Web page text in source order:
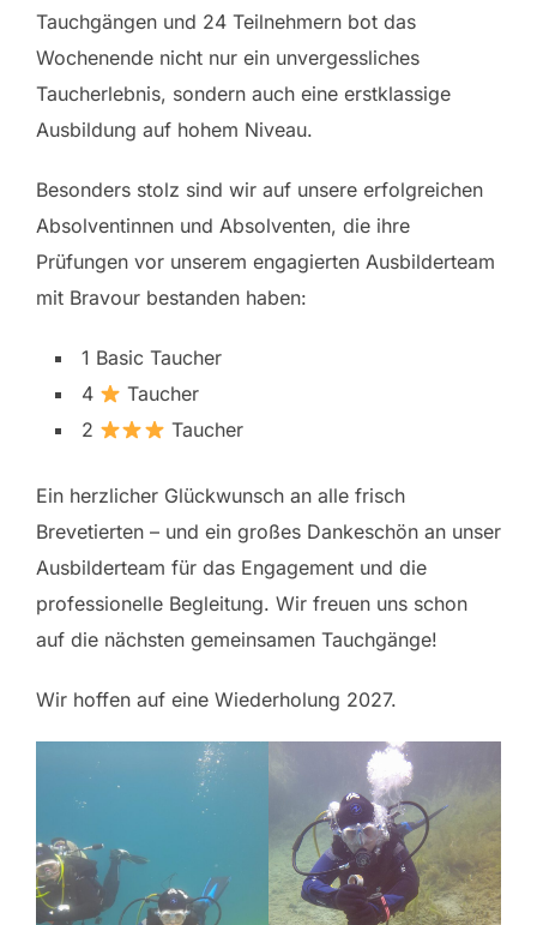
Tauchgängen und 24 Teilnehmern bot das
Wochenende nicht nur ein unvergessliches
Taucherlebnis, sondern auch eine erstklassige
Ausbildung auf hohem Niveau.
Besonders stolz sind wir auf unsere erfolgreichen
Absolventinnen und Absolventen, die ihre
Prüfungen vor unserem engagierten Ausbilderteam
mit Bravour bestanden haben:
1 Basic Taucher
4
Taucher
2
Taucher
Ein herzlicher Glückwunsch an alle frisch
Brevetierten – und ein großes Dankeschön an unser
Ausbilderteam für das Engagement und die
professionelle Begleitung. Wir freuen uns schon
auf die nächsten gemeinsamen Tauchgänge!
Wir hoffen auf eine Wiederholung 2027.